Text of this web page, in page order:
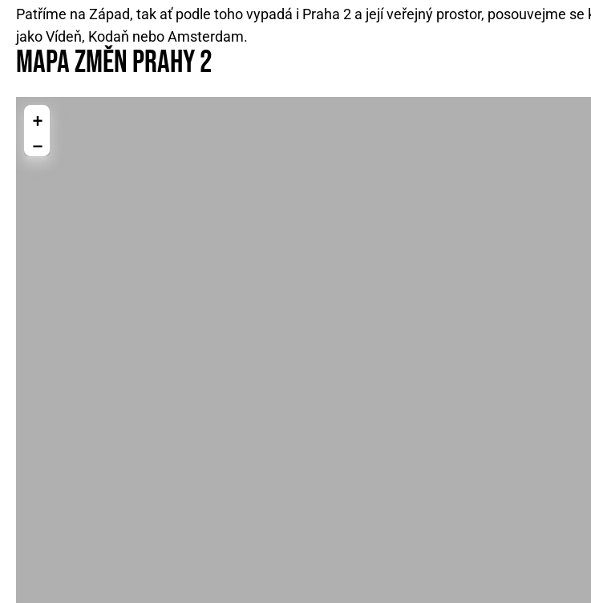
Patříme na Západ, tak ať podle toho vypadá i Praha 2 a její veřejný prostor, posouvejme
jako Vídeň, Kodaň nebo Amsterdam.
Mapa změn Prahy 2
+
−